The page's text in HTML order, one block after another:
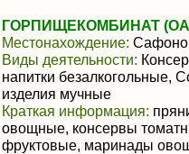
ГОРПИЩЕКОМБИНАТ
Местонахождение:
Виды деятельности:
напитки безалкогольные,
изделия мучные
Краткая информация:
овощные, консервы
фруктовые, маринады